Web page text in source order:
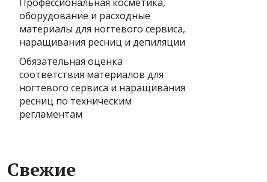
оборудование и расходные
материалы для ногтевого сервиса,
наращивания ресниц и депиляции
Обязательная оценка
соответствия материалов для
ногтевого сервиса и наращивания
ресниц по техническим
регламентам
Свежие